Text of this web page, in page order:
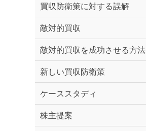
買収防衛策に対する誤解
敵対的買収
敵対的買収を成功させる方法
新しい買収防衛策
ケーススタディ
株主提案